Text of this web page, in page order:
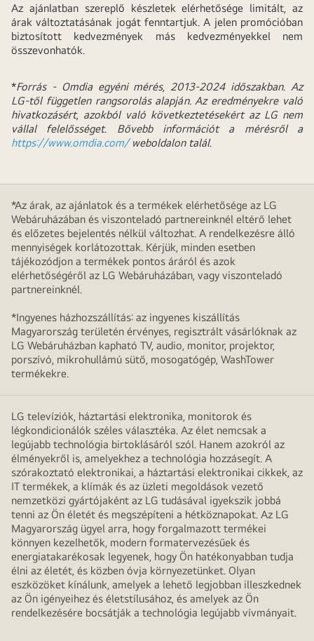
Az ajánlatban szereplő készletek elérhetősége limitált, az
árak változtatásának jogát fenntartjuk. A jelen promócióban
biztosított kedvezmények más kedvezményekkel nem
összevonhatók.
*Forrás - Omdia egyéni mérés, 2013-2024 időszakban. Az
LG-től független rangsorolás alapján. Az eredményekre való
hivatkozásért, azokból való következtetésekért az LG nem
vállal felelősséget. Bővebb információt a mérésről a
https://www.omdia.com/weboldalon talál.
*Az árak, az ajánlatok és a termékek elérhetősége az LG
Webáruházában és viszonteladó partnereinknél eltérő lehet
és előzetes bejelentés nélkül változhat. A rendelkezésre álló
mennyiségek korlátozottak. Kérjük, minden esetben
tájékozódjon a termékek pontos áráról és azok
elérhetőségéről az LG Webáruházában, vagy viszonteladó
partnereinknél.
*Ingyenes házhozszállítás: az ingyenes kiszállítás
Magyarország területén érvényes, regisztrált vásárlóknak az
LG Webáruházban kapható TV, audio, monitor, projektor,
porszívó, mikrohullámú sütő, mosogatógép, WashTower
termékekre.
LG televíziók, háztartási elektronika, monitorok és
légkondicionálók széles választéka. Az élet nemcsak a
legújabb technológia birtoklásáról szól. Hanem azokról az
élményekről is, amelyekhez a technológia hozzásegít. A
szórakoztató elektronikai, a háztartási elektronikai cikkek, az
IT termékek, a klímák és az üzleti megoldások vezető
nemzetközi gyártójaként az LG tudásával igyekszik jobbá
tenni az Ön életét és megszépíteni a hétköznapokat. Az LG
Magyarország ügyel arra, hogy forgalmazott termékei
könnyen kezelhetők, modern formatervezésűek és
energiatakarékosak legyenek, hogy Ön hatékonyabban tudja
élni az életét, és közben óvja környezetünket. Olyan
eszközöket kínálunk, amelyek a lehető legjobban illeszkednek
az Ön igényeihez és életstílusához, és amelyek az Ön
rendelkezésére bocsátják a technológia legújabb vívmányait.